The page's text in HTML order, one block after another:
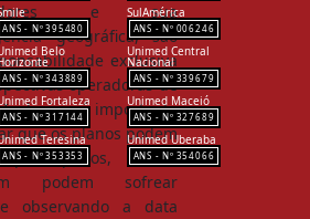
e sua
geográfica, são
exclusiva
operadoras de
Inclusive, é importante
que os planos podem
como
podem sofrear
observando a data
395480
SulAmérica
006246
Belo
343889
Unimed Central
Nacional
339679
Fortaleza
317144
Unimed Maceió
327689
Teresina
353353
Unimed Uberaba
354066